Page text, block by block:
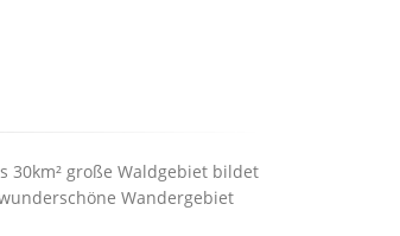
30km² große Waldgebiet bildet
Wandergebiet